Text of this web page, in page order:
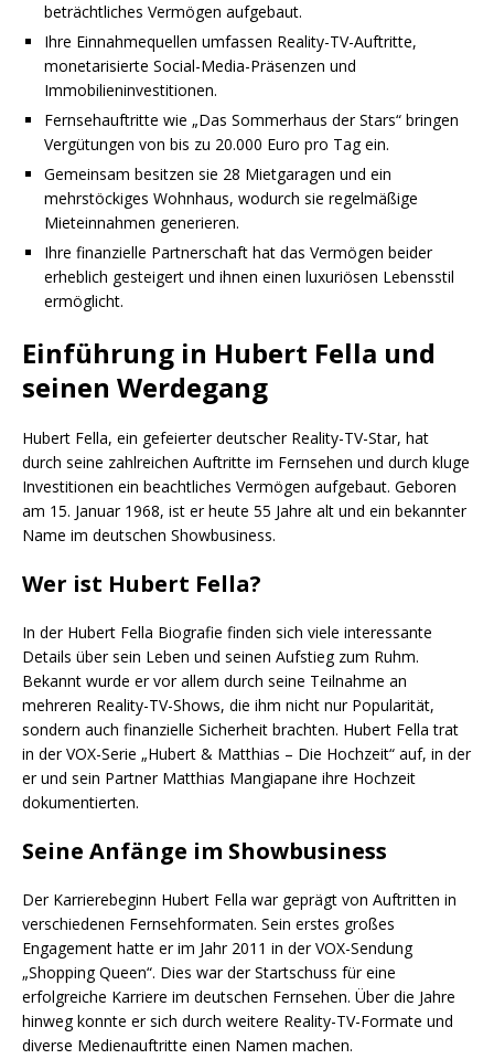
beträchtliches Vermögen aufgebaut.
Ihre Einnahmequellen umfassen Reality-TV-Auftritte,
monetarisierte Social-Media-Präsenzen und
Immobilieninvestitionen.
Fernsehauftritte wie „Das Sommerhaus der Stars“ bringen
Vergütungen von bis zu 20.000 Euro pro Tag ein.
Gemeinsam besitzen sie 28 Mietgaragen und ein
mehrstöckiges Wohnhaus, wodurch sie regelmäßige
Mieteinnahmen generieren.
Ihre finanzielle Partnerschaft hat das Vermögen beider
erheblich gesteigert und ihnen einen luxuriösen Lebensstil
ermöglicht.
Einführung in Hubert Fella und
seinen Werdegang
Hubert Fella, ein gefeierter deutscher Reality-TV-Star, hat
durch seine zahlreichen Auftritte im Fernsehen und durch kluge
Investitionen ein beachtliches Vermögen aufgebaut. Geboren
am 15. Januar 1968, ist er heute 55 Jahre alt und ein bekannter
Name im deutschen Showbusiness.
Wer ist Hubert Fella?
In der Hubert Fella Biografie finden sich viele interessante
Details über sein Leben und seinen Aufstieg zum Ruhm.
Bekannt wurde er vor allem durch seine Teilnahme an
mehreren Reality-TV-Shows, die ihm nicht nur Popularität,
sondern auch finanzielle Sicherheit brachten. Hubert Fella trat
in der VOX-Serie „Hubert & Matthias – Die Hochzeit“ auf, in der
er und sein Partner Matthias Mangiapane ihre Hochzeit
dokumentierten.
Seine Anfänge im Showbusiness
Der Karrierebeginn Hubert Fella war geprägt von Auftritten in
verschiedenen Fernsehformaten. Sein erstes großes
Engagement hatte er im Jahr 2011 in der VOX-Sendung
„Shopping Queen“. Dies war der Startschuss für eine
erfolgreiche Karriere im deutschen Fernsehen. Über die Jahre
hinweg konnte er sich durch weitere Reality-TV-Formate und
diverse Medienauftritte einen Namen machen.